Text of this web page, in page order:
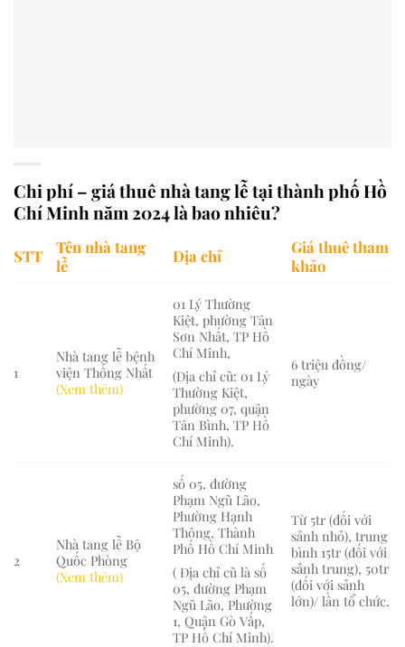
Chi phí – giá thuê nhà tang lễ tại thành phố Hồ
Chí Minh năm 2024 là bao nhiêu?
STT
Tên nhà tang
lễ
Địa chỉ
Giá thuê tham
khảo
1
Nhà tang lễ bệnh
viện Thống Nhất
(Xem thêm)
01 Lý Thường
Kiệt, phường Tân
Sơn Nhất, TP Hồ
Chí Minh,
(Địa chỉ cũ: 01 Lý
Thường Kiệt,
phường 07, quận
Tân Bình, TP Hồ
Chí Minh).
6 triệu đồng/
ngày
2
Nhà tang lễ Bộ
Quốc Phòng
(Xem thêm)
số 05, đường
Phạm Ngũ Lão,
Phường Hạnh
Thông, Thành
Phố Hồ Chí Minh
( Địa chỉ cũ là số
05, đường Phạm
Ngũ Lão, Phường
1, Quận Gò Vấp,
TP Hồ Chí Minh).
Từ 5tr (đối với
sảnh nhỏ), trung
bình 15tr (đối với
sảnh trung), 50tr
(đối với sảnh
lớn)/ lần tổ chức.